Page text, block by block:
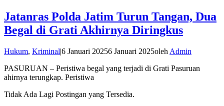
Jatanras Polda Jatim Turun Tangan, Dua
Begal di Grati Akhirnya Diringkus
Hukum, Kriminal|6 Januari 20256 Januari 2025oleh Admin
PASURUAN – Peristiwa begal yang terjadi di Grati Pasuruan
ahirnya terungkap. Peristiwa
Tidak Ada Lagi Postingan yang Tersedia.